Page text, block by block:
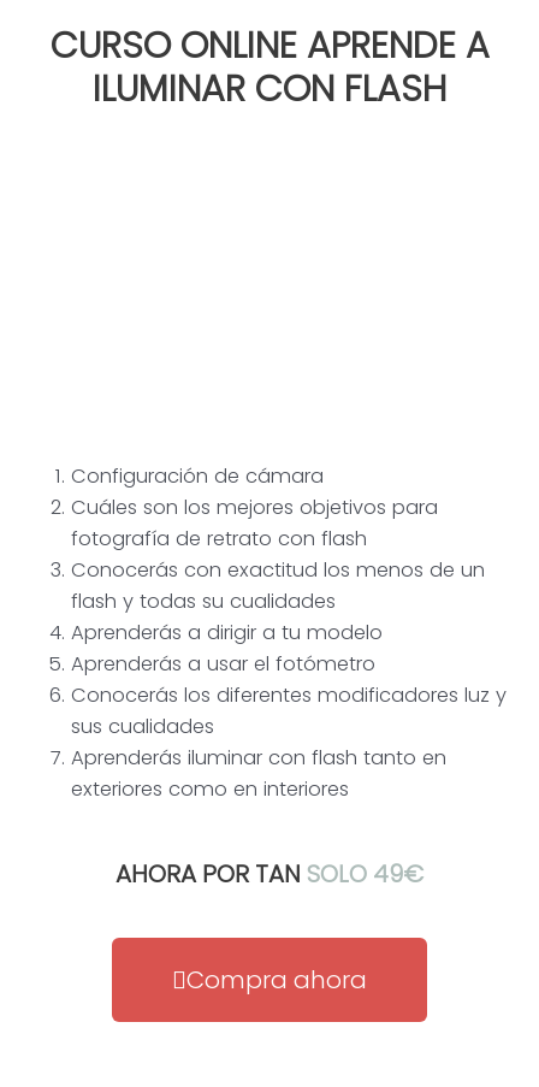
contenido
CURSO ONLINE APRENDE A
ILUMINAR CON FLASH
Configuración de cámara
Cuáles son los mejores objetivos para
fotografía de retrato con flash
Conocerás con exactitud los menos de un
flash y todas su cualidades
Aprenderás a dirigir a tu modelo
Aprenderás a usar el fotómetro
Conocerás los diferentes modificadores luz y
sus cualidades
Aprenderás iluminar con flash tanto en
exteriores como en interiores
AHORA POR TAN SOLO 49€
Compra ahora